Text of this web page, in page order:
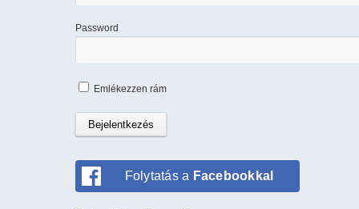
Password
Emlékezzen rám
Folytatás a Facebookkal